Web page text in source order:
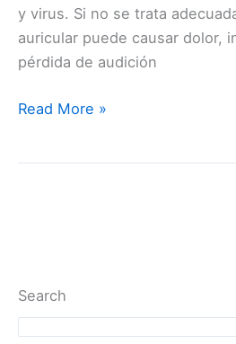
Search
y virus. Si no se trata
auricular puede causar dolor,
pérdida de audición
Read More »